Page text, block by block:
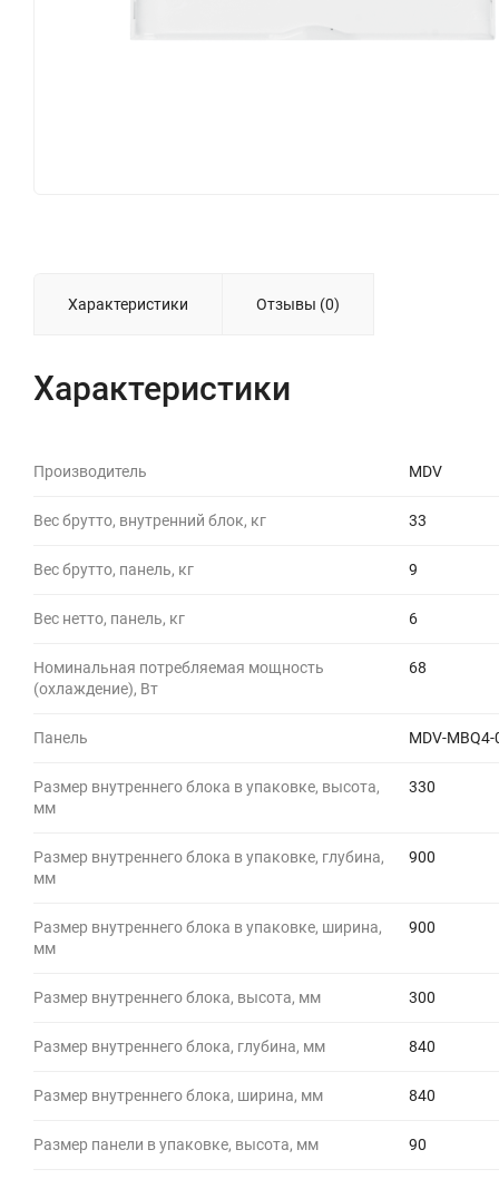
Характеристики Отзывы (0)
Характеристики
Производитель MDV
Вес брутто, внутренний блок, кг 33
Вес брутто, панель, кг 9
Вес нетто, панель, кг 6
Номинальная потребляемая мощность
(охлаждение), Вт
68
Панель MDV-MBQ4-
Размер внутреннего блока в упаковке, высота,
мм
330
Размер внутреннего блока в упаковке, глубина,
мм
900
Размер внутреннего блока в упаковке, ширина,
мм
900
Размер внутреннего блока, высота, мм 300
Размер внутреннего блока, глубина, мм 840
Размер внутреннего блока, ширина, мм 840
Размер панели в упаковке, высота, мм 90